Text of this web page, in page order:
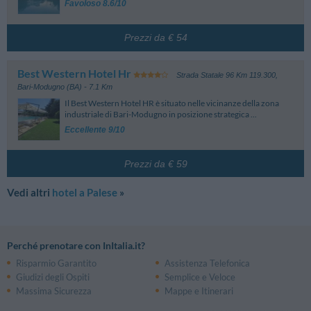
Favoloso 8.6/10
Prezzi da € 54
Best Western Hotel Hr Strada Statale 96 Km 119.300,
Bari-Modugno (BA) - 7.1 Km
Il Best Western Hotel HR è situato nelle vicinanze della zona
industriale di Bari-Modugno in posizione strategica ...
Eccellente 9/10
Prezzi da € 59
Vedi altri hotel a Palese »
Perché prenotare con InItalia.it?
Risparmio Garantito
Assistenza Telefonica
Giudizi degli Ospiti
Semplice e Veloce
Massima Sicurezza
Mappe e Itinerari